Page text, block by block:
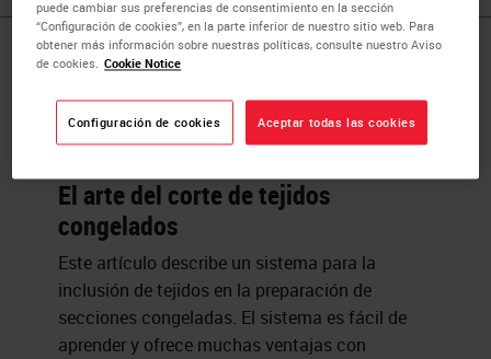
Published Pieces by
Dr. Stephen
El arte del corte de tejidos
congelados
Este artículo describe un sistema para la
inclusión de tejidos en la preparación de
secciones congeladas. El sistema es fácil de
aprender y ofrece muchas ventajas con
puede cambiar sus preferencias de consentimiento en la sección
“Configuración de cookies”, en la parte inferior de nuestro sitio web. Para
obtener más información sobre nuestras políticas, consulte nuestro Aviso
de cookies. Cookie Notice
Configuración de cookies Aceptar todas las cookies